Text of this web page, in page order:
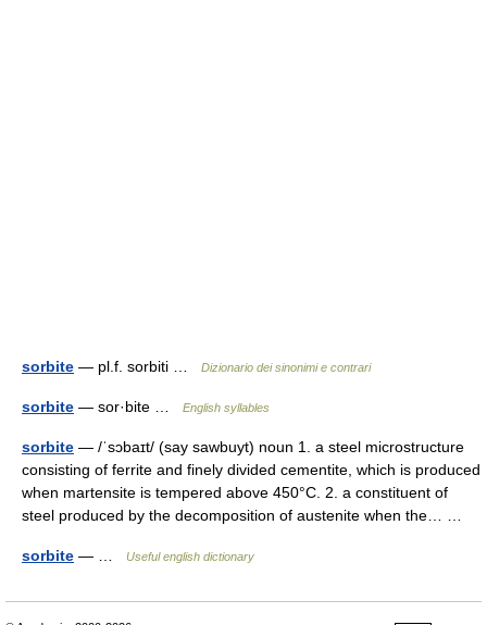
sorbite — pl.f. sorbiti … Dizionario dei sinonimi e contrari
sorbite — sor·bite … English syllables
sorbite — /ˈsɔbaɪt/ (say sawbuyt) noun 1. a steel microstructure
consisting of ferrite and finely divided cementite, which is produced
when martensite is tempered above 450°C. 2. a constituent of
steel produced by the decomposition of austenite when the… …
sorbite — … Useful english dictionary